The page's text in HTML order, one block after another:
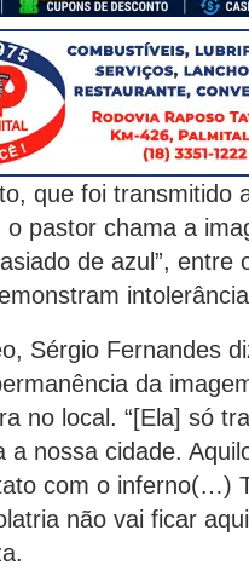
que foi transmitido
o pastor chama a
de azul”, entre
Sérgio Fernandes
da
no local. “[Ela] só
a nossa cidade.
com o inferno(…)
não vai ficar